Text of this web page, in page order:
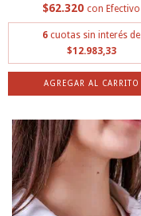
$62.320 con Efectivo
6 cuotas sin interés de
$12.983,33
AGREGAR AL CARRITO